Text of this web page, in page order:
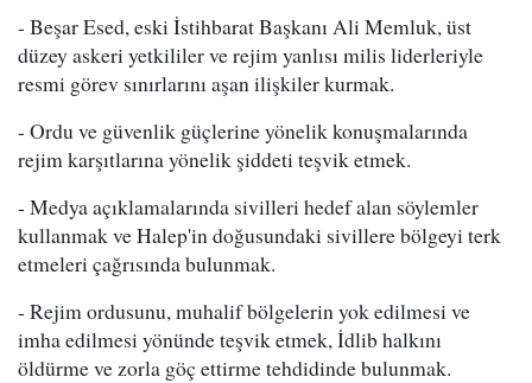
- Beşar Esed, eski İstihbarat Başkanı Ali Memluk, üst
düzey askeri yetkililer ve rejim yanlısı milis liderleriyle
resmi görev sınırlarını aşan ilişkiler kurmak.
- Ordu ve güvenlik güçlerine yönelik konuşmalarında
rejim karşıtlarına yönelik şiddeti teşvik etmek.
- Medya açıklamalarında sivilleri hedef alan söylemler
kullanmak ve Halep'in doğusundaki sivillere bölgeyi terk
etmeleri çağrısında bulunmak.
- Rejim ordusunu, muhalif bölgelerin yok edilmesi ve
imha edilmesi yönünde teşvik etmek, İdlib halkını
öldürme ve zorla göç ettirme tehdidinde bulunmak.